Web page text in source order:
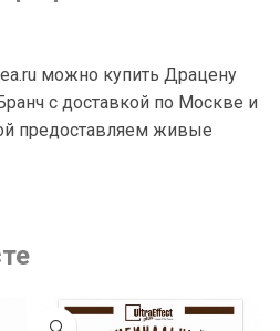
можно купить Драцену
с доставкой по Москве и
предоставляем живые